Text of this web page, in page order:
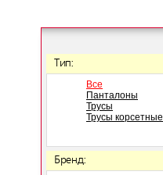
Тип:
Все
Панталоны
Трусы
Трусы корсетные
Бренд: